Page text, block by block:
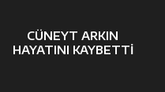
CÜNEYT ARKIN
HAYATINI KAYBETTI